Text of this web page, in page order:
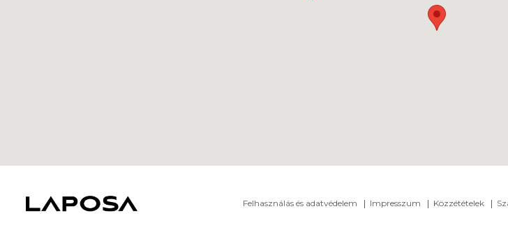
Felhasználás és adatvédelem Impresszum Közzétételek